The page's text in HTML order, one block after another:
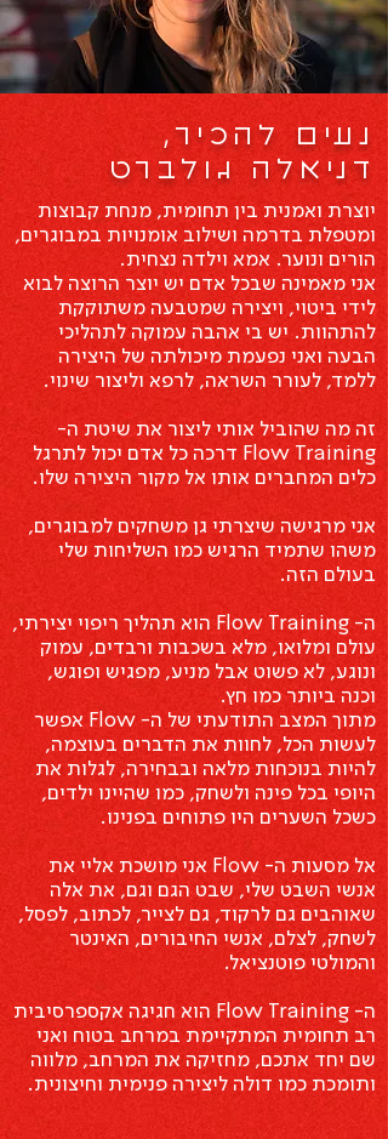
נעים להכיר,
דניאלה גולברט
יוצרת ואמנית בין תחומית, מנחת קבוצות
ומטפלת בדרמה ושילוב אומנויות במבוגרים,
הורים ונוער. אמא וילדה נצחית.
אני מאמינה שבכל אדם יש יוצר הרוצה לבוא
לידי ביטוי, ויצירה שמטבעה משתוקקת
להתהוות. יש בי אהבה עמוקה לתהליכי
הבעה ואני נפעמת מיכולתה של היצירה
ללמד, לעורר השראה, לרפא וליצור שינוי.
זה מה שהוביל אותי ליצור את שיטת ה-
Flow Training דרכה כל אדם יכול לתרגל
כלים המחברים אותו אל מקור היצירה שלו.
אני מרגישה שיצרתי גן משחקים למבוגרים,
משהו שתמיד הרגיש כמו השליחות שלי
בעולם הזה.
ה- Flow Training הוא תהליך ריפוי יצירתי,
עולם ומלואו, מלא בשכבות ורבדים, עמוק
ונוגע, לא פשוט אבל מניע, מפגיש ופוגש,
וכנה ביותר כמו חץ.
מתוך המצב התודעתי של ה- Flow אפשר
לעשות הכל, לחוות את הדברים בעוצמה,
להיות בנוכחות מלאה ובבחירה, לגלות את
היופי בכל פינה ולשחק, כמו שהיינו ילדים,
כשכל השערים היו פתוחים בפנינו.
אל מסעות ה- Flow אני מושכת אליי את
אנשי השבט שלי, שבט הגם וגם, את אלה
שאוהבים גם לרקוד, גם לצייר, לכתוב, לפסל,
לשחק, לצלם, אנשי החיבורים, האינטר
והמולטי פוטנציאל.
ה- Flow Training הוא חגיגה אקספרסיבית
רב תחומית המתקיימת במרחב בטוח ואני
שם יחד אתכם, מחזיקה את המרחב, מלווה
ותומכת כמו דולה ליצירה פנימית וחיצונית.